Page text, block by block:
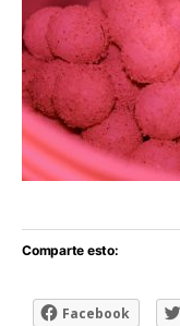
Comparte esto:
Facebook